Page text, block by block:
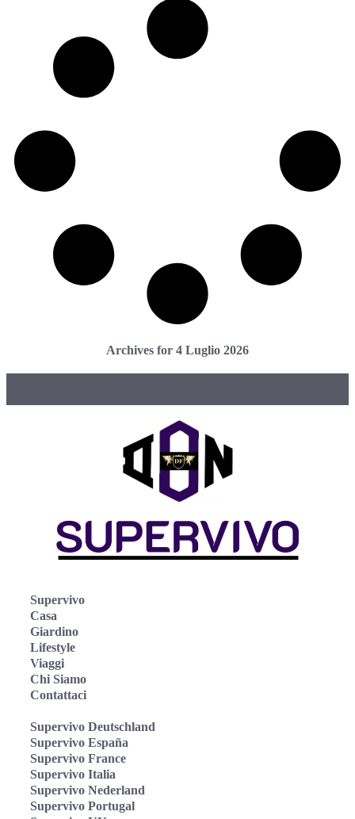
Archives for 4 Luglio 2026
Supervivo
Casa
Giardino
Lifestyle
Viaggi
Chi Siamo
Contattaci
Supervivo Deutschland
Supervivo España
Supervivo France
Supervivo Italia
Supervivo Nederland
Supervivo Portugal